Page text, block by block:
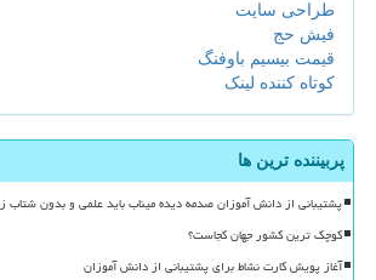
طراحی سایت
فیش حج
قیمت بیسیم باوفنگ
کوتاه کننده لینک
پربیننده ترین ها
پشتیبانی از دانش آموزان صدمه دیده میناب باید علمی و بدون شتاب
کوچک ترین کشور جهان کجاست؟
آغاز پویش کارت نشاط برای پشتیبانی از دانش آموزان